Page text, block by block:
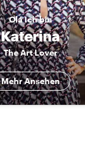
OláIch bin
Katerina
The Art Lover
Mehr Ansehen